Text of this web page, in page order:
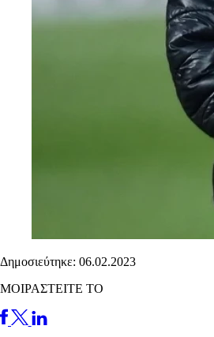
Δημοσιεύτηκε: 06.02.2023
ΜΟΙΡΑΣΤΕΙΤΕ ΤΟ